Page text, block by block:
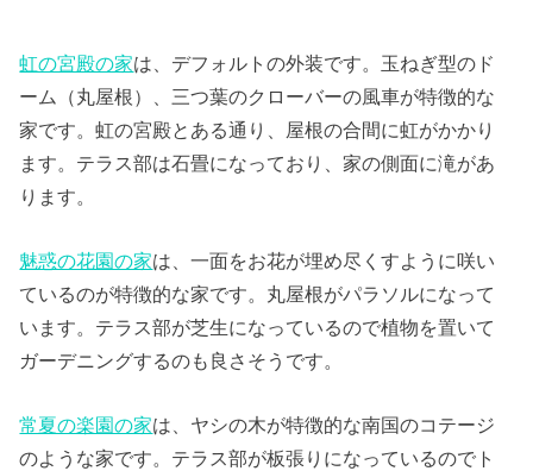
虹の宮殿の家は、デフォルトの外装です。玉ねぎ型のド
ーム（丸屋根）、三つ葉のクローバーの風車が特徴的な
家です。虹の宮殿とある通り、屋根の合間に虹がかかり
ます。テラス部は石畳になっており、家の側面に滝があ
ります。
魅惑の花園の家は、一面をお花が埋め尽くすように咲い
ているのが特徴的な家です。丸屋根がパラソルになって
います。テラス部が芝生になっているので植物を置いて
ガーデニングするのも良さそうです。
常夏の楽園の家は、ヤシの木が特徴的な南国のコテージ
のような家です。テラス部が板張りになっているのでト